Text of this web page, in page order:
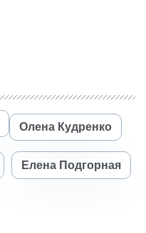
Олена Кудренко
Елена Подгорная